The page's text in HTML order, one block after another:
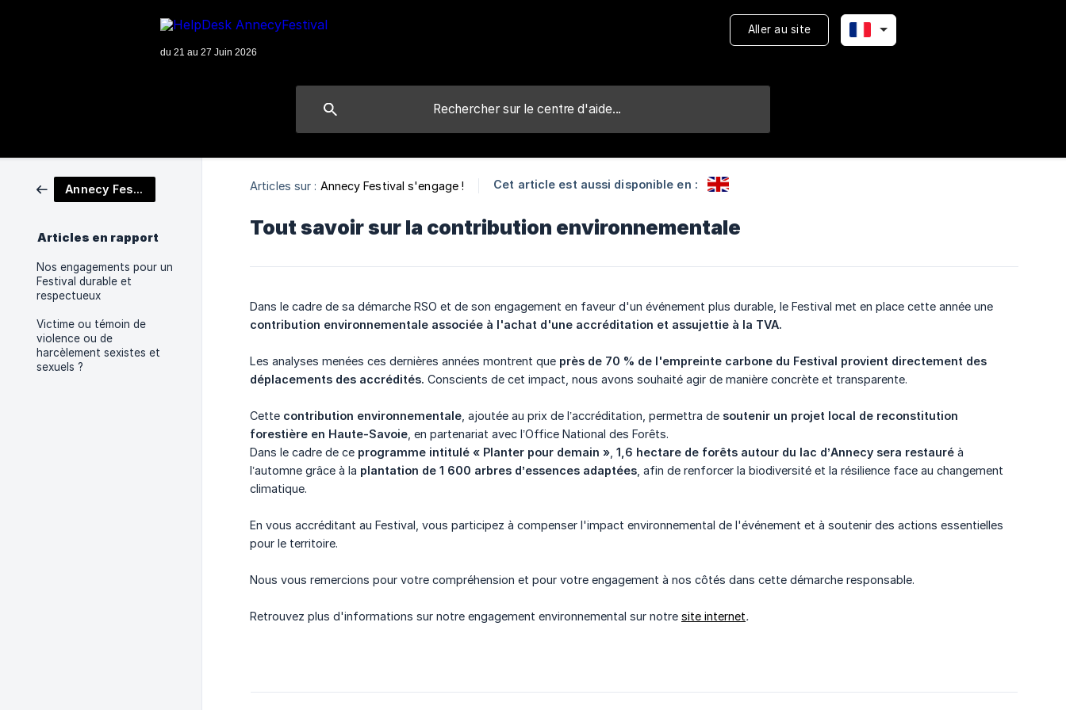
Aller au site
Annecy Festival s'engage !
Articles en rapport
Nos engagements pour un
Festival durable et
respectueux
Victime ou témoin de
violence ou de
harcèlement sexistes et
sexuels ?
Articles sur : Annecy Festival s'engage ! Cet article est aussi disponible en :
Tout savoir sur la contribution environnementale
Dans le cadre de sa démarche RSO et de son engagement en faveur d'un événement plus durable, le Festival met en place cette année une
contribution environnementale associée à l'achat d'une accréditation et assujettie à la TVA.
Les analyses menées ces dernières années montrent que près de 70 % de l'empreinte carbone du Festival provient directement des
déplacements des accrédités. Conscients de cet impact, nous avons souhaité agir de manière concrète et transparente.
Cette contribution environnementale , ajoutée au prix de l’accréditation, permettra de soutenir un projet local de reconstitution
forestière en Haute-Savoie , en partenariat avec l’Office National des Forêts.
Dans le cadre de ce programme intitulé « Planter pour demain » 1,6 hectare de forêts autour du lac d’Annecy sera restauré à
l’automne grâce à la plantation de 1 600 arbres d’essences adaptées , afin de renforcer la biodiversité et la résilience face au changement
climatique.
En vous accréditant au Festival, vous participez à compenser l'impact environnemental de l'événement et à soutenir des actions essentielles
pour le territoire.
Nous vous remercions pour votre compréhension et pour votre engagement à nos côtés dans cette démarche responsable.
Retrouvez plus d'informations sur notre engagement environnemental sur notre site internet.